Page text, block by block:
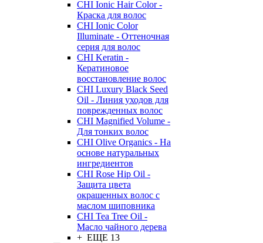
CHI Ionic Hair Color -
Краска для волос
CHI Ionic Color
Illuminate - Оттеночная
серия для волос
CHI Keratin -
Кератиновое
восстановление волос
CHI Luxury Black Seed
Oil - Линия уходов для
поврежденных волос
CHI Magnified Volume -
Для тонких волос
CHI Olive Organics - На
основе натуральных
ингредиентов
CHI Rose Hip Oil -
Защита цвета
окрашенных волос с
маслом шиповника
CHI Tea Tree Oil -
Масло чайного дерева
+ ЕЩЕ 13